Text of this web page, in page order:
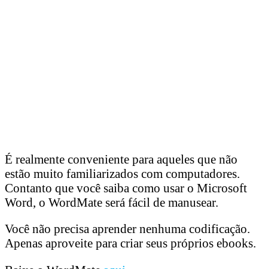
É realmente conveniente para aqueles que não
estão muito familiarizados com computadores.
Contanto que você saiba como usar o Microsoft
Word, o WordMate será fácil de manusear.
Você não precisa aprender nenhuma codificação.
Apenas aproveite para criar seus próprios ebooks.